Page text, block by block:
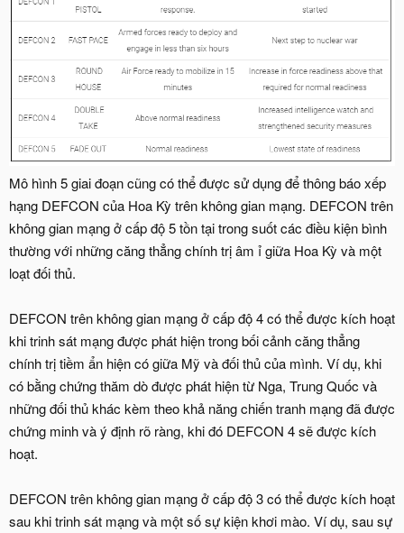
Mô hình 5 giai đoạn cũng có thể được sử dụng để thông báo xếp
hạng DEFCON của Hoa Kỳ trên không gian mạng. DEFCON trên
không gian mạng ở cấp độ 5 tồn tại trong suốt các điều kiện bình
thường với những căng thẳng chính trị âm ỉ giữa Hoa Kỳ và một
loạt đối thủ.
DEFCON trên không gian mạng ở cấp độ 4 có thể được kích hoạt
khi trinh sát mạng được phát hiện trong bối cảnh căng thẳng
chính trị tiềm ẩn hiện có giữa Mỹ và đối thủ của mình. Ví dụ, khi
có bằng chứng thăm dò được phát hiện từ Nga, Trung Quốc và
những đối thủ khác kèm theo khả năng chiến tranh mạng đã được
chứng minh và ý định rõ ràng, khi đó DEFCON 4 sẽ được kích
hoạt.
DEFCON trên không gian mạng ở cấp độ 3 có thể được kích hoạt
sau khi trinh sát mạng và một số sự kiện khơi mào. Ví dụ, sau sự